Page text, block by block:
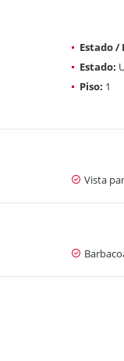
Estado
Estado:
Piso: 1
Vista